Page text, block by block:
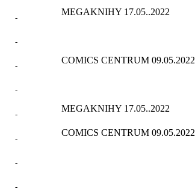
-
MEGAKNIHY 17.05..2022
-
-
COMICS CENTRUM 09.05.2022
-
-
MEGAKNIHY 17.05..2022
-
COMICS CENTRUM 09.05.2022
-
-